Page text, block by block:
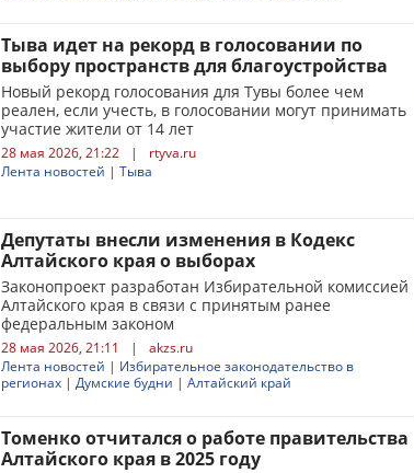
Тыва идет на рекорд в голосовании по
выбору пространств для благоустройства
Новый рекорд голосования для Тувы более чем
реален, если учесть, в голосовании могут принимать
участие жители от 14 лет
28 мая 2026, 21:22 |
rtyva.ru
Лента новостей | Тыва
Депутаты внесли изменения в Кодекс
Алтайского края о выборах
Законопроект разработан Избирательной комиссией
Алтайского края в связи с принятым ранее
федеральным законом
28 мая 2026, 21:11 |
akzs.ru
Лента новостей | Избирательное законодательство в
регионах | Думские будни | Алтайский край
Томенко отчитался о работе правительства
Алтайского края в 2025 году